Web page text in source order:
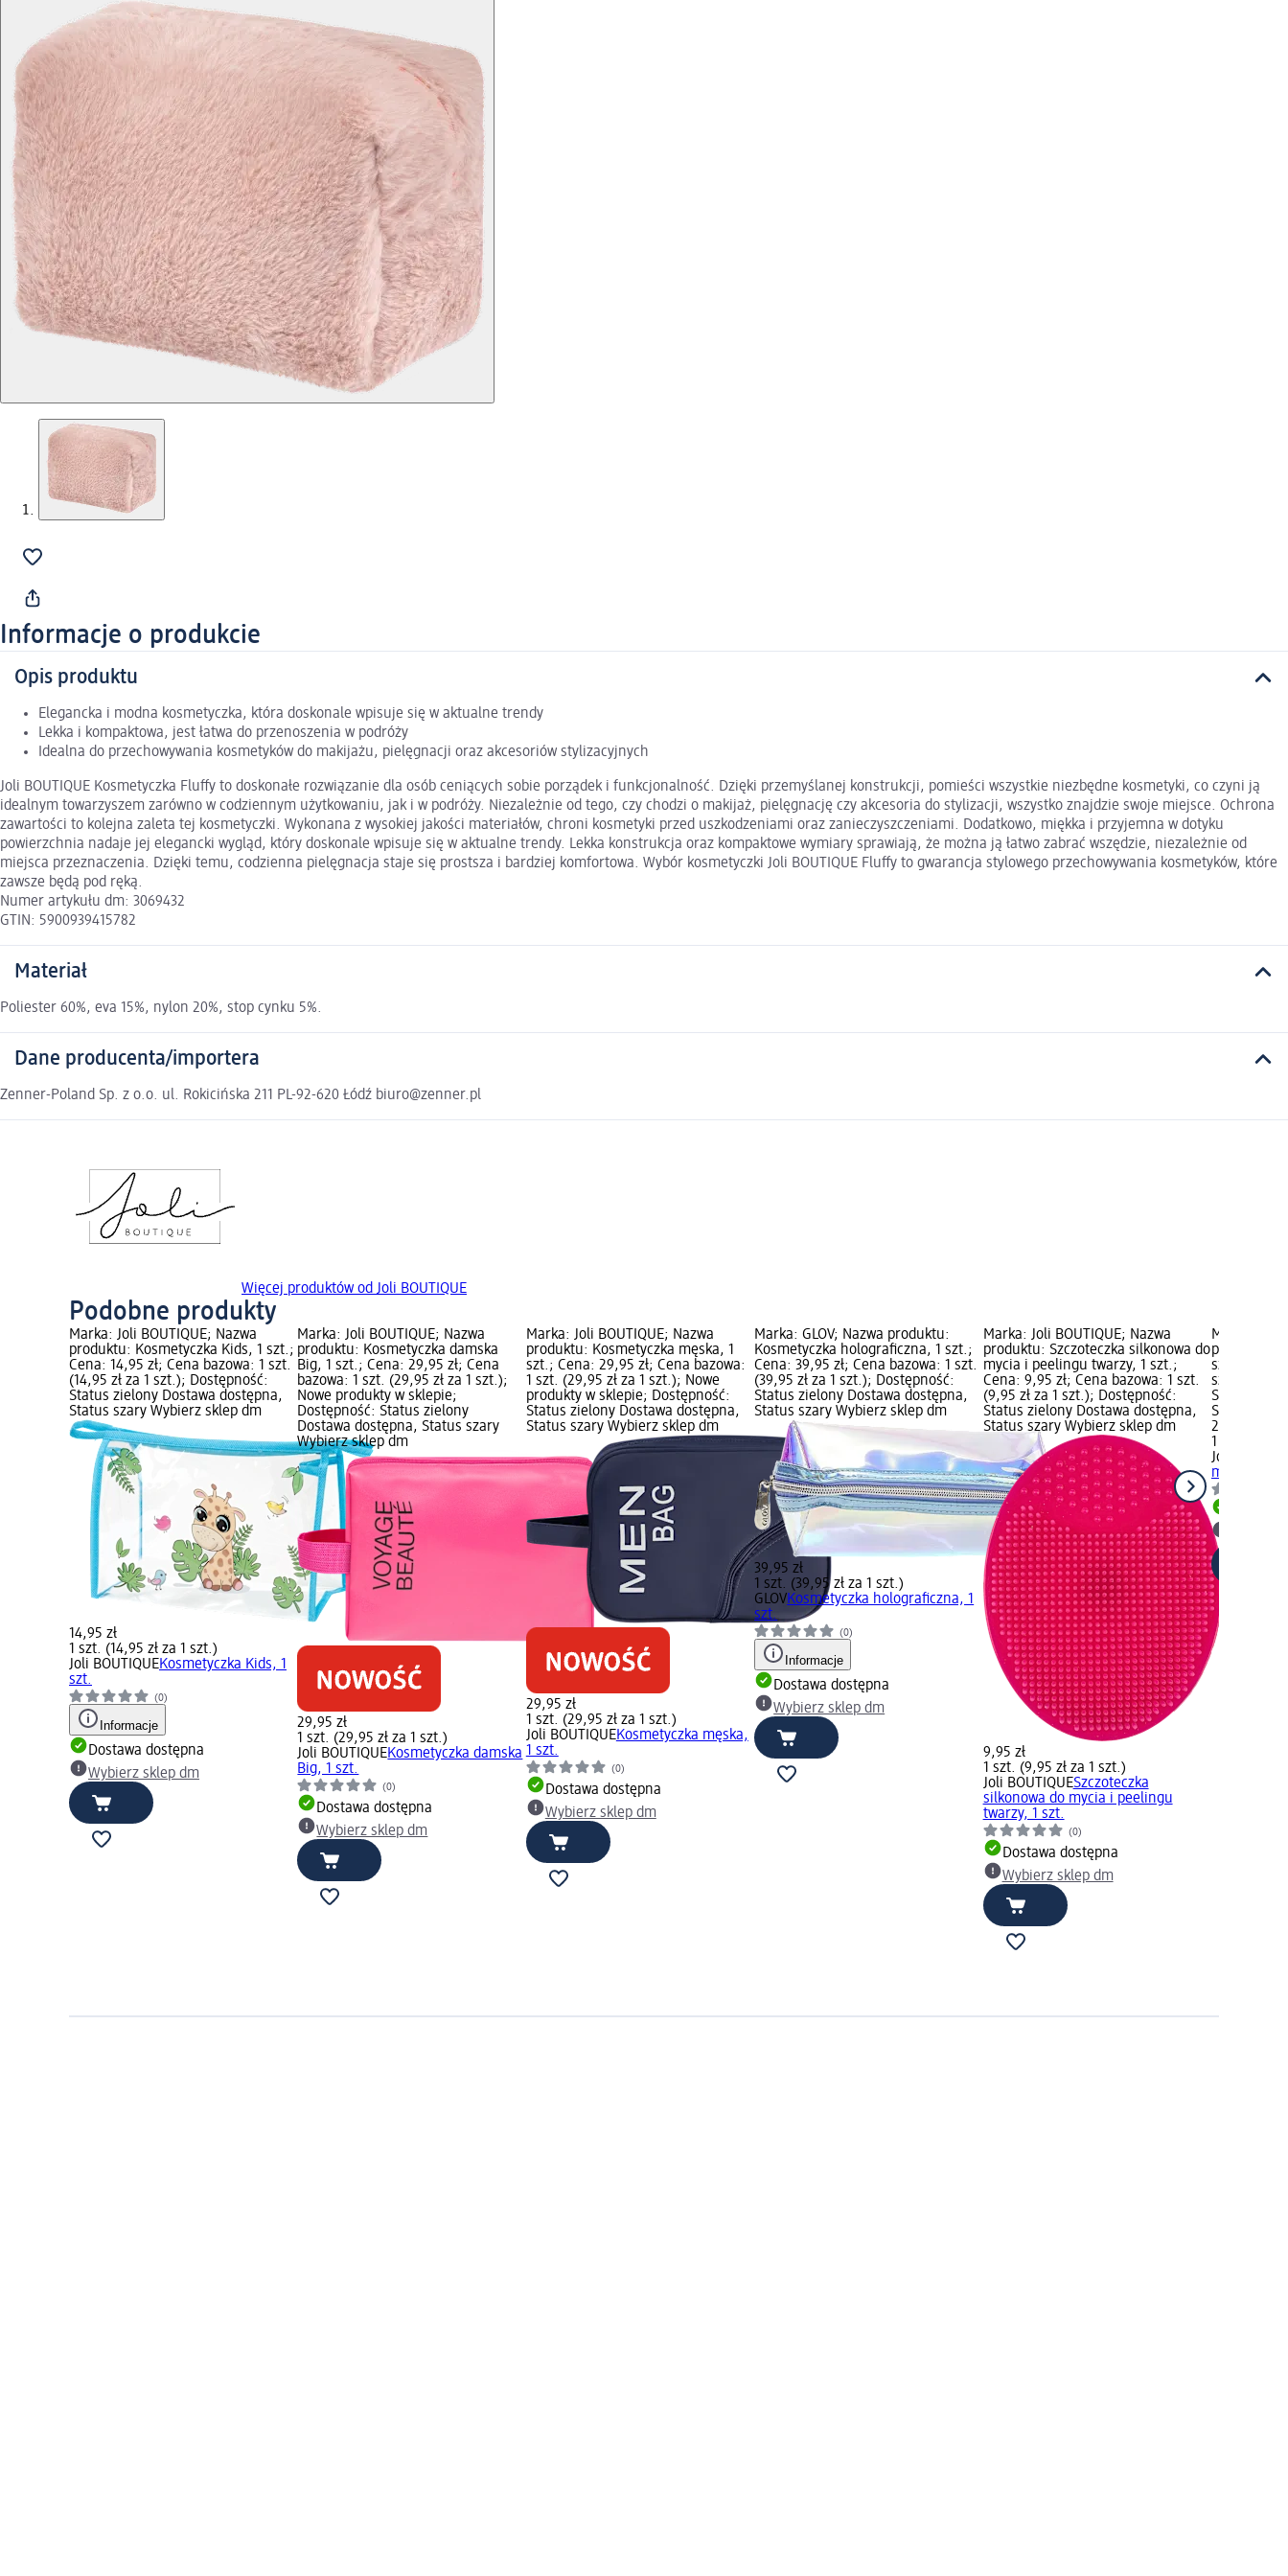
Informacje o produkcie
Opis produktu
Elegancka i modna kosmetyczka, która doskonale wpisuje się w aktualne trendy
Lekka i kompaktowa, jest łatwa do przenoszenia w podróży
Idealna do przechowywania kosmetyków do makijażu, pielęgnacji oraz akcesoriów stylizacyjnych
Joli BOUTIQUE Kosmetyczka Fluffy to doskonałe rozwiązanie dla osób ceniących sobie porządek i funkcjonalność. Dzięki przemyślanej konstrukcji, pomieści wszystkie niezbędne kosmetyki, co czyni ją
idealnym towarzyszem zarówno w codziennym użytkowaniu, jak i w podróży. Niezależnie od tego, czy chodzi o makijaż, pielęgnację czy akcesoria do stylizacji, wszystko znajdzie swoje miejsce. Ochrona
zawartości to kolejna zaleta tej kosmetyczki. Wykonana z wysokiej jakości materiałów, chroni kosmetyki przed uszkodzeniami oraz zanieczyszczeniami. Dodatkowo, miękka i przyjemna w dotyku
powierzchnia nadaje jej elegancki wygląd, który doskonale wpisuje się w aktualne trendy. Lekka konstrukcja oraz kompaktowe wymiary sprawiają, że można ją łatwo zabrać wszędzie, niezależnie od
miejsca przeznaczenia. Dzięki temu, codzienna pielęgnacja staje się prostsza i bardziej komfortowa. Wybór kosmetyczki Joli BOUTIQUE Fluffy to gwarancja stylowego przechowywania kosmetyków, które
zawsze będą pod ręką.
Numer artykułu dm: 3069432
GTIN: 5900939415782
Materiał
Poliester 60%, eva 15%, nylon 20%, stop cynku 5%.
Dane producenta/importera
Zenner-Poland Sp. z o.o. ul. Rokicińska 211 PL-92-620 Łódź biuro@zenner.pl
Więcej produktów od Joli BOUTIQUE
Podobne produkty
Marka: Joli BOUTIQUE; Nazwa
produktu: Kosmetyczka Kids, 1 szt.;
Cena: 14,95 zł; Cena bazowa: 1 szt.
(14,95 zł za 1 szt.); Dostępność:
Status zielony Dostawa dostępna,
Status szary Wybierz sklep dm
14,95 zł
1 szt. (14,95 zł za 1 szt.)
Joli BOUTIQUEKosmetyczka Kids, 1
szt.
(0)
Informacje
Dostawa dostępna
Wybierz sklep dm
Marka: Joli BOUTIQUE; Nazwa
produktu: Kosmetyczka damska
Big, 1 szt.; Cena: 29,95 zł; Cena
bazowa: 1 szt. (29,95 zł za 1 szt.);
Nowe produkty w sklepie;
Dostępność: Status zielony
Dostawa dostępna, Status szary
Wybierz sklep dm
29,95 zł
1 szt. (29,95 zł za 1 szt.)
Joli BOUTIQUEKosmetyczka damska
Big, 1 szt.
(0)
Dostawa dostępna
Wybierz sklep dm
Marka: Joli BOUTIQUE; Nazwa
produktu: Kosmetyczka męska, 1
szt.; Cena: 29,95 zł; Cena bazowa:
1 szt. (29,95 zł za 1 szt.); Nowe
produkty w sklepie; Dostępność:
Status zielony Dostawa dostępna,
Status szary Wybierz sklep dm
29,95 zł
1 szt. (29,95 zł za 1 szt.)
Joli BOUTIQUEKosmetyczka męska,
1 szt.
(0)
Dostawa dostępna
Wybierz sklep dm
Marka: GLOV; Nazwa produktu:
Kosmetyczka holograficzna, 1 szt.;
Cena: 39,95 zł; Cena bazowa: 1 szt.
(39,95 zł za 1 szt.); Dostępność:
Status zielony Dostawa dostępna,
Status szary Wybierz sklep dm
39,95 zł
1 szt. (39,95 zł za 1 szt.)
GLOVKosmetyczka holograficzna, 1
szt.
(0)
Informacje
Dostawa dostępna
Wybierz sklep dm
Marka: Joli BOUTIQUE; Nazwa
produktu: Szczoteczka silkonowa do
mycia i peelingu twarzy, 1 szt.;
Cena: 9,95 zł; Cena bazowa: 1 szt.
(9,95 zł za 1 szt.); Dostępność:
Status zielony Dostawa dostępna,
Status szary Wybierz sklep dm
9,95 zł
1 szt. (9,95 zł za 1 szt.)
Joli BOUTIQUESzczoteczka
silkonowa do mycia i peelingu
twarzy, 1 szt.
(0)
Dostawa dostępna
Wybierz sklep dm
Marka: Joli
produktu:
szt.; Cena:
szt. (2,95
Status
Status
2,95 zł
1 szt. (2,95
Joli
ml, 1 szt.